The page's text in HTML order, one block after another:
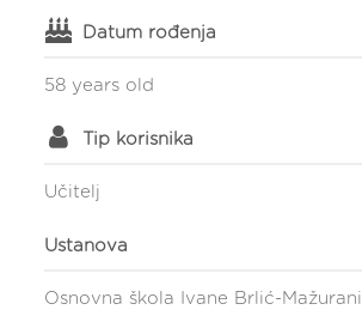
Datum rođenja
58 years old
Tip korisnika
Učitelj
Ustanova
Osnovna škola Ivane Brlić-